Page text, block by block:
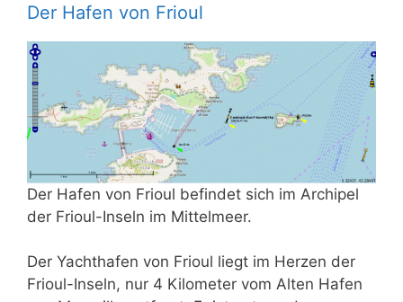
Der Hafen von Frioul
Der Hafen von Frioul befindet sich im Archipel
der Frioul-Inseln im Mittelmeer.
Der Yachthafen von Frioul liegt im Herzen der
Frioul-Inseln, nur 4 Kilometer vom Alten Hafen